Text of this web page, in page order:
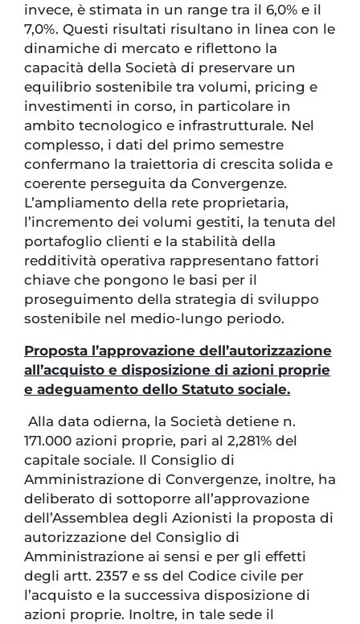
invece, è stimata in un range tra il 6,0% e il
7,0%. Questi risultati risultano in linea con le
dinamiche di mercato e riflettono la
capacità della Società di preservare un
equilibrio sostenibile tra volumi, pricing e
investimenti in corso, in particolare in
ambito tecnologico e infrastrutturale. Nel
complesso, i dati del primo semestre
confermano la traiettoria di crescita solida e
coerente perseguita da Convergenze.
L’ampliamento della rete proprietaria,
l’incremento dei volumi gestiti, la tenuta del
portafoglio clienti e la stabilità della
redditività operativa rappresentano fattori
chiave che pongono le basi per il
proseguimento della strategia di sviluppo
sostenibile nel medio-lungo periodo.
Proposta l’approvazione dell’autorizzazione
all’acquisto e disposizione di azioni proprie
e adeguamento dello Statuto sociale.
Alla data odierna, la Società detiene n.
171.000 azioni proprie, pari al 2,281% del
capitale sociale. Il Consiglio di
Amministrazione di Convergenze, inoltre, ha
deliberato di sottoporre all’approvazione
dell’Assemblea degli Azionisti la proposta di
autorizzazione del Consiglio di
Amministrazione ai sensi e per gli effetti
degli artt. 2357 e ss del Codice civile per
l’acquisto e la successiva disposizione di
azioni proprie. Inoltre, in tale sede il